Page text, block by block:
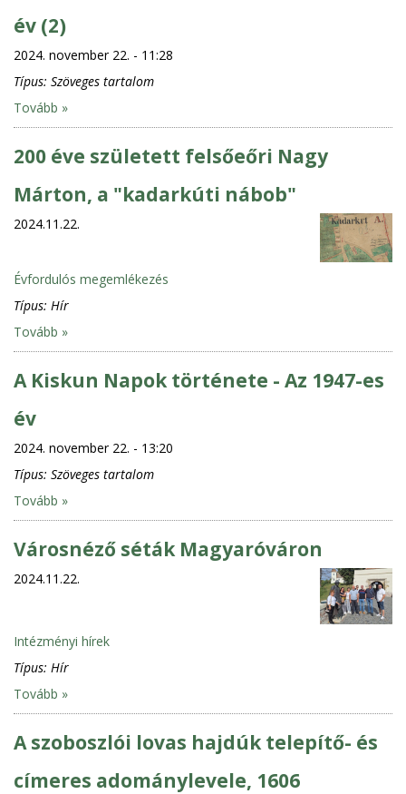
év (2)
2024. november 22. - 11:28
Típus: Szöveges tartalom
Tovább »
200 éve született felsőeőri Nagy
Márton, a "kadarkúti nábob"
2024.11.22.
Évfordulós megemlékezés
Típus: Hír
Tovább »
A Kiskun Napok története - Az 1947-es
év
2024. november 22. - 13:20
Típus: Szöveges tartalom
Tovább »
Városnéző séták Magyaróváron
2024.11.22.
Intézményi hírek
Típus: Hír
Tovább »
A szoboszlói lovas hajdúk telepítő- és
címeres adománylevele, 1606